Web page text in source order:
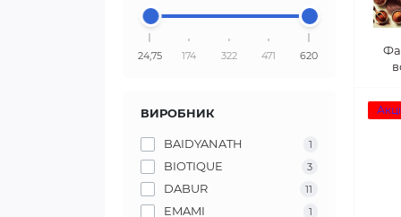
24,75 174 322 471 620
ВИРОБНИК
BAIDYANATH 1
BIOTIQUE 3
DABUR 11
EMAMI 1